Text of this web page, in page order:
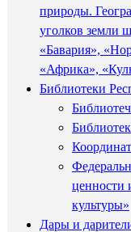
природы.
уголков земли
«Бавария»,
«Африка»,
Библиотеки
ценности
культуры»
Дары и